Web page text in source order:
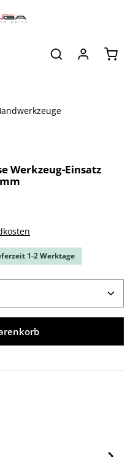
Werkzeug-Einsatz
1-2 Werktage
gewünschten Wert ein